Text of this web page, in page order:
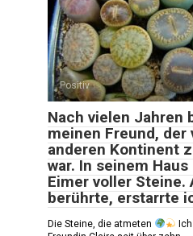
Positiv
Nach vielen Jahren
meinen Freund, der
anderen Kontinent
war. In seinem
Eimer voller Steine.
berührte, erstarrte
Die Steine, die atmeten